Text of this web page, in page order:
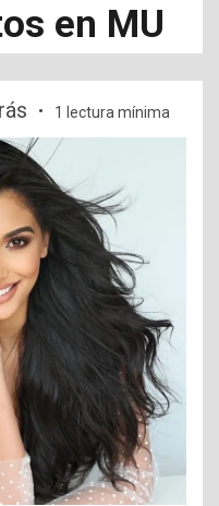
en MU
1 lectura mínima